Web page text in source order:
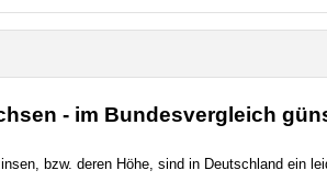
- im Bundesvergleich
bzw. deren Höhe, sind in Deutschland ein